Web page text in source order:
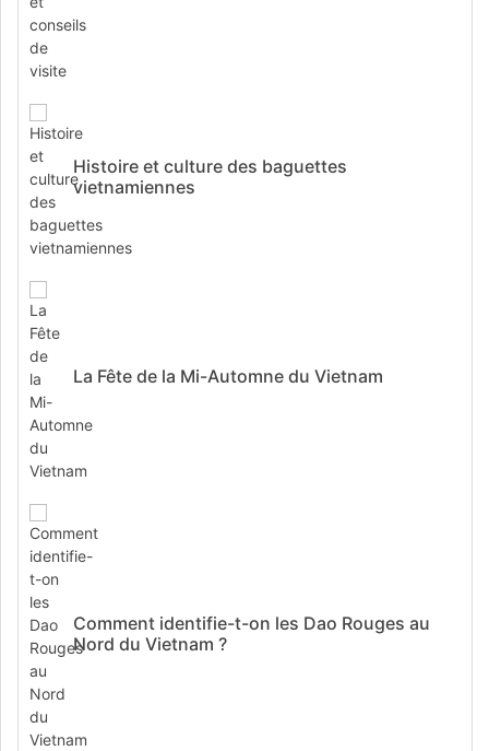
Histoire et culture des baguettes
vietnamiennes
La Fête de la Mi-Automne du Vietnam
Comment identifie-t-on les Dao Rouges au
Nord du Vietnam ?